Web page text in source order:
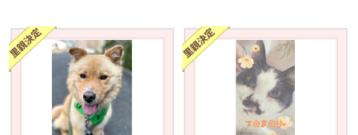
済 未 不明